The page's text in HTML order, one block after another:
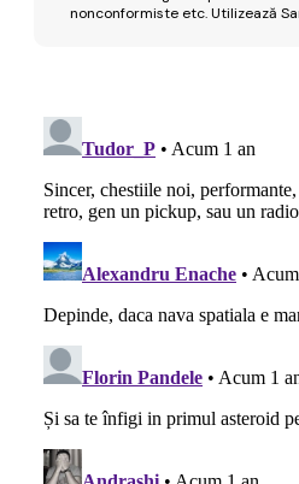
nonconformiste etc. Utilizează